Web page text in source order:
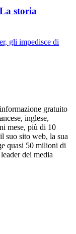
storia
gli impedisce di
gratuito
inglese,
mese, più di 10
suo sito web, la sua
quasi 50 milioni di
dei media